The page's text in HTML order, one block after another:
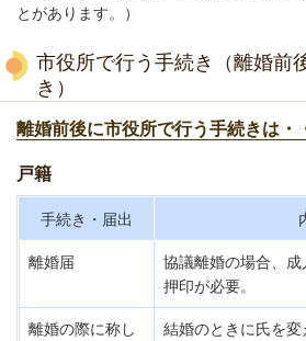
とがあります。）
市役所で行う手続き（離婚前
き）
離婚前後に市役所で行う手続きは・
戸籍
手続き・届出
離婚届
協議離婚の場合、成
押印が必要。
離婚の際に称し
結婚のときに氏を